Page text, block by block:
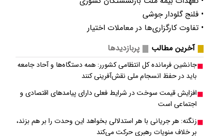
• فلنج گلودار جوشی
• تفاوت کارگزاری‌ها در معاملات اختیار
آخرین مطالب
پربازدیدها
جانشین فرمانده کل انتظامی کشورر: همه دستگاه‌ها و آحاد جامعه
باید در حفظ انسجام ملی نقش‌آفرینی کنند
افزایش قیمت سوخت در شرایط فعلی دارای پیامدهای اقتصادی و
اجتماعی است
زنگنه: هر جریانی با هر استدلالی بخواهد این وحدت را بر هم بزند،
بر خلاف منویات رهبری حرکت می‌کند